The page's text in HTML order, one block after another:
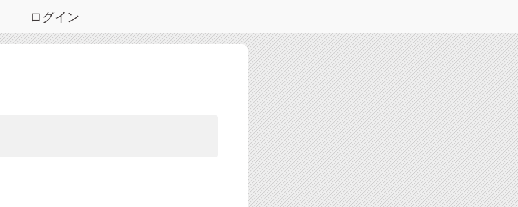
ログイン